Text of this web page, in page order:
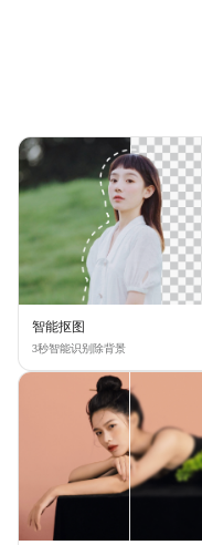
智能抠图
3秒智能识别除背景